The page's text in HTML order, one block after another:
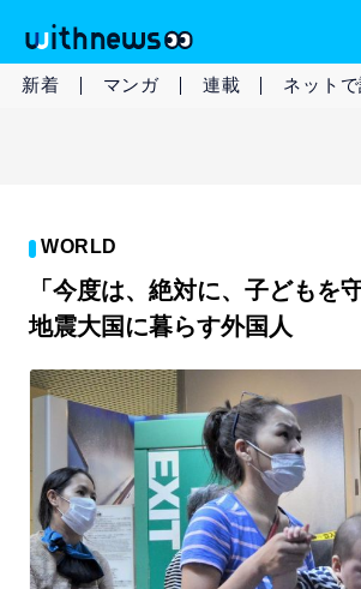
新着 マンガ 連載 ネットで
WORLD
「今度は、絶対に、子どもを
地震大国に暮らす外国人